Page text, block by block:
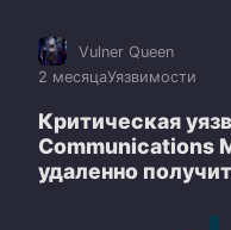
Vulner Queen
2 месяцаУязвимости
Критическая
Communications
удаленно